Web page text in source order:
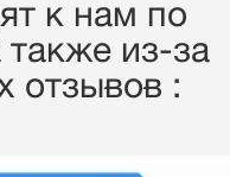
к нам по
из-за
отзывов :